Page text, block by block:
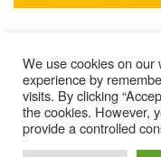
Mentions Légales
Lire Les Anciens N°
We use cookies on our
experience by
visits. By clicking
the cookies. However,
provide a controlled